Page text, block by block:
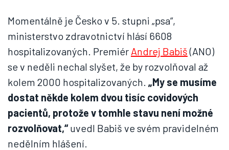
Momentálně je Česko v 5. stupni „psa“,
ministerstvo zdravotnictví hlásí 6608
hospitalizovaných. Premiér Andrej Babiš(ANO)
se v neděli nechal slyšet, že by rozvolňoval až
kolem 2000 hospitalizovaných. „My se musíme
dostat někde kolem dvou tisíc covidových
pacientů, protože v tomhle stavu není možné
rozvolňovat,“uvedl Babiš ve svém pravidelném
nedělním hlášení.